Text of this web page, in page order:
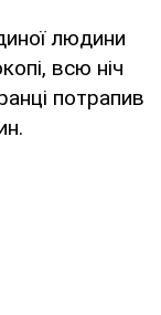
людини
всю ніч
потрапив